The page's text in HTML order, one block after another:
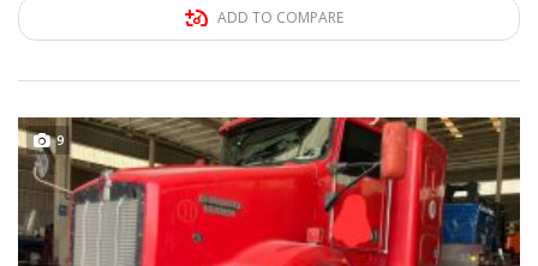
ADD TO COMPARE
9 REMATE!!!